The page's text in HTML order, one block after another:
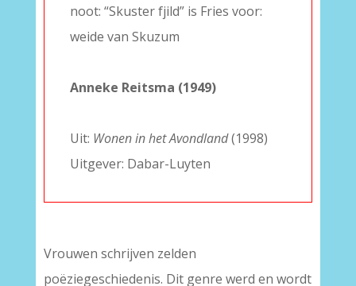
noot: “Skuster fjild” is Fries voor:
weide van Skuzum
Anneke Reitsma (1949)
Uit: Wonen in het Avondland(1998)
Uitgever: Dabar-Luyten
Vrouwen schrijven zelden
poëziegeschiedenis. Dit genre werd en wordt